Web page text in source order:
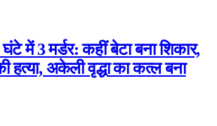
में 3 मर्डर: कहीं बेटा बना शिकार,
हत्या, अकेली वृद्धा का कत्ल बना